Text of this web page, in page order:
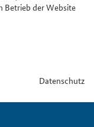
Betrieb der Website
Datenschutz